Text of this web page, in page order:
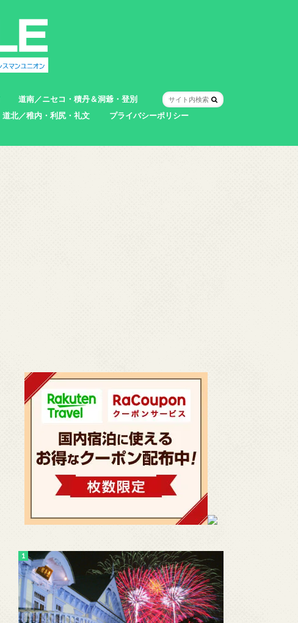
道南／ニセコ・積丹＆洞爺・登別
室蘭市
登別市
洞爺湖町
真狩村
共和町
壮瞥町
積丹町
神恵内村
道北／稚内・利尻・礼文
プライバシーポリシー